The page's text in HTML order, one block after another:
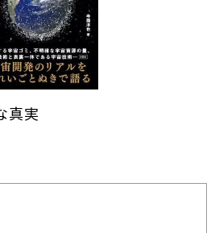
真実